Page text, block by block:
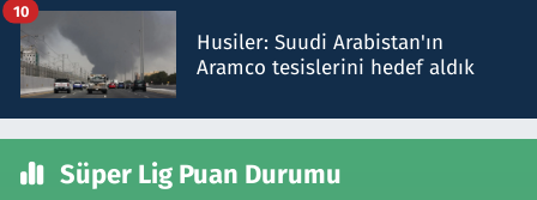
Husiler: Suudi Arabistan'ın
Aramco tesislerini hedef aldık
10
Süper Lig Puan Durumu